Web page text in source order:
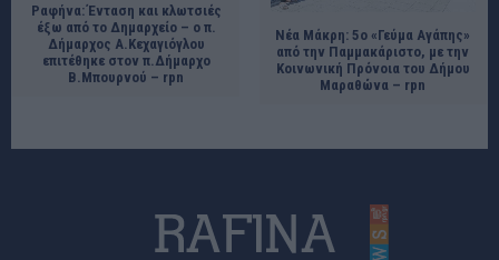
Ραφήνα: Ένταση και κλωτσιές
έξω από το Δημαρχείο – ο π.
Δήμαρχος Α.Κεχαγιόγλου
επιτέθηκε στον π.Δήμαρχο
Β.Μπουρνού – rpn
Νέα Μάκρη: 5ο «Γεύμα Αγάπης»
από την Παμμακάριστο, με την
Κοινωνική Πρόνοια του Δήμου
Μαραθώνα – rpn